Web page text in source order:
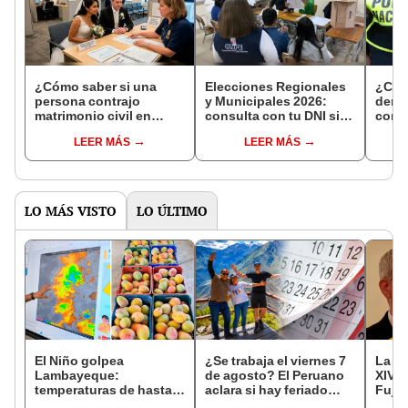
¿Cómo saber si una
persona contrajo
matrimonio civil en
LEER MÁS
Elecciones Regionales
y Municipales 2026:
consulta con tu DNI si
de mesa para este 4 de
octubre en el link oficial
LEER MÁS
con
LO MÁS VISTO LO ÚLTIMO
El Niño golpea
Lambayeque:
temperaturas de hasta
¿Se trabaja el viernes 7
de agosto? El Peruano
aclara si hay feriado
La
XIV